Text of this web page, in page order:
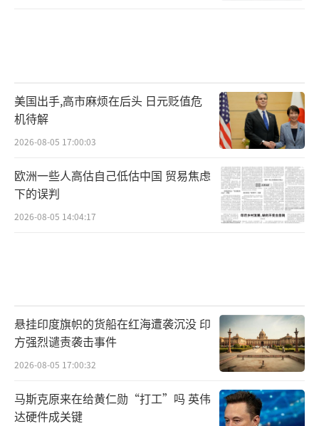
美国出手,高市麻烦在后头 日元贬值危
机待解
2026-08-05 17:00:03
欧洲一些人高估自己低估中国 贸易焦虑
下的误判
2026-08-05 14:04:17
悬挂印度旗帜的货船在红海遭袭沉没 印
方强烈谴责袭击事件
2026-08-05 17:00:32
马斯克原来在给黄仁勋“打工”吗 英伟
达硬件成关键